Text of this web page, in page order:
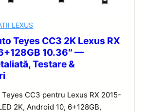
LEXUS
Teyes CC3 2K Lexus RX
10.36″ —
Testare &
CC3 pentru Lexus RX 2015-
2K, Android 10, 6+128GB,